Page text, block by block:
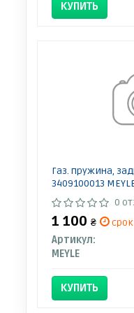
КУПИТЬ
Газ. пружина,
3409100013
0
1 100 ₴
срок
Артикул:
MEYLE
КУПИТЬ